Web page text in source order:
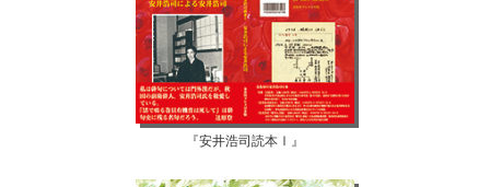
『安井浩司読本Ⅰ』